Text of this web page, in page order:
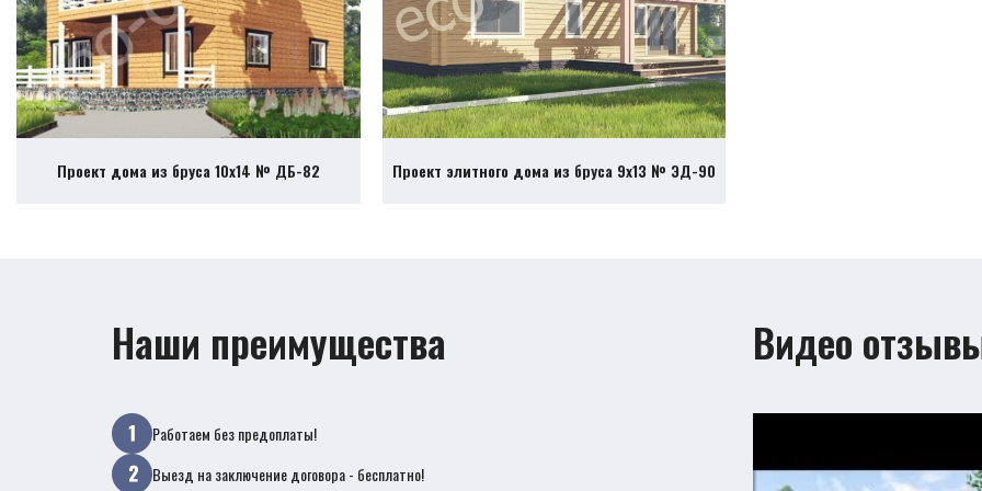
Проект дома из бруса 10х14 № ДБ-82 Проект элитного дома из бруса 9х13 № ЭД-90
Наши преимущества
Работаем без предоплаты!
Выезд на заключение договора - бесплатно!
Видео